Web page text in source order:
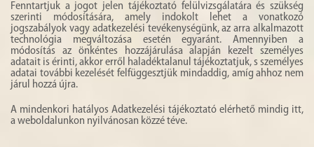
Fenntartjuk a jogot jelen tájékoztató felülvizsgálatára és szükség
szerinti módosítására, amely indokolt lehet a vonatkozó
jogszabályok vagy adatkezelési tevékenységünk, az arra alkalmazott
technológia megváltozása esetén egyaránt. Amennyiben a
módosítás az önkéntes hozzájárulása alapján kezelt személyes
adatait is érinti, akkor erről haladéktalanul tájékoztatjuk, s személyes
adatai további kezelését felfüggesztjük mindaddig, amíg ahhoz nem
járul hozzá újra.
A mindenkori hatályos Adatkezelési tájékoztató elérhető mindig itt,
a weboldalunkon nyilvánosan közzé téve.